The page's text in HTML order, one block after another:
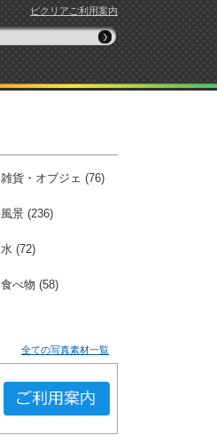
ピクリアご利用案内
雑貨・オブジェ (76)
風景 (236)
水 (72)
食べ物 (58)
全ての写真素材一覧